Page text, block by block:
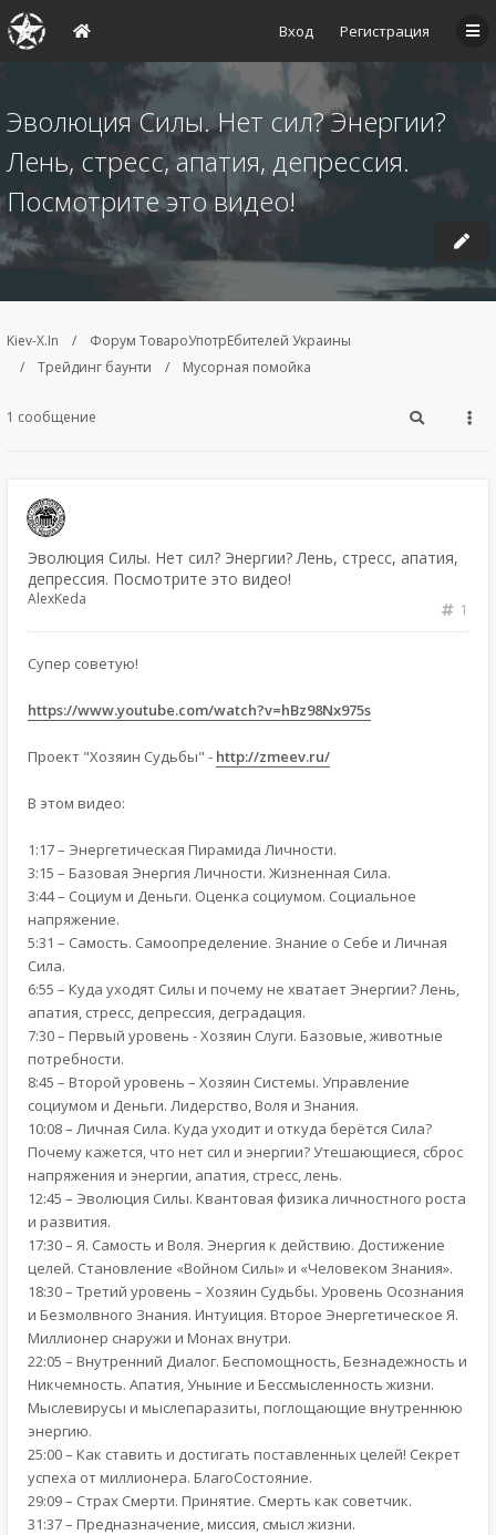
Вход Регистрация
Эволюция Силы. Нет сил? Энергии?
Лень, стресс, апатия, депрессия.
Посмотрите это видео!
Kiev-X.In
Форум ТовароУпотрЕбителей Украины
Трейдинг баунти
Мусорная помойка
1 сообщение
Эволюция Силы. Нет сил? Энергии? Лень, стресс, апатия,
депрессия. Посмотрите это видео!
1
AlexKeda
Супер советую!
https://www.youtube.com/watch?v=hBz98Nx975s
Проект "Хозяин Судьбы" - http://zmeev.ru/
В этом видео:
1:17 – Энергетическая Пирамида Личности.
3:15 – Базовая Энергия Личности. Жизненная Сила.
3:44 – Социум и Деньги. Оценка социумом. Социальное
напряжение.
5:31 – Самость. Самоопределение. Знание о Себе и Личная
Сила.
6:55 – Куда уходят Силы и почему не хватает Энергии? Лень,
апатия, стресс, депрессия, деградация.
7:30 – Первый уровень - Хозяин Слуги. Базовые, животные
потребности.
8:45 – Второй уровень – Хозяин Системы. Управление
социумом и Деньги. Лидерство, Воля и Знания.
10:08 – Личная Сила. Куда уходит и откуда берётся Сила?
Почему кажется, что нет сил и энергии? Утешающиеся, сброс
напряжения и энергии, апатия, стресс, лень.
12:45 – Эволюция Силы. Квантовая физика личностного роста
и развития.
17:30 – Я. Самость и Воля. Энергия к действию. Достижение
целей. Становление «Войном Силы» и «Человеком Знания».
18:30 – Третий уровень – Хозяин Судьбы. Уровень Осознания
и Безмолвного Знания. Интуиция. Второе Энергетическое Я.
Миллионер снаружи и Монах внутри.
22:05 – Внутренний Диалог. Беспомощность, Безнадежность и
Никчемность. Апатия, Уныние и Бессмысленность жизни.
Мыслевирусы и мыслепаразиты, поглощающие внутреннюю
энергию.
25:00 – Как ставить и достигать поставленных целей! Секрет
успеха от миллионера. БлагоСостояние.
29:09 – Страх Смерти. Принятие. Смерть как советчик.
31:37 – Предназначение, миссия, смысл жизни.